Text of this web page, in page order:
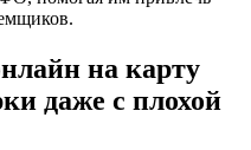
на карту
даже с плохой